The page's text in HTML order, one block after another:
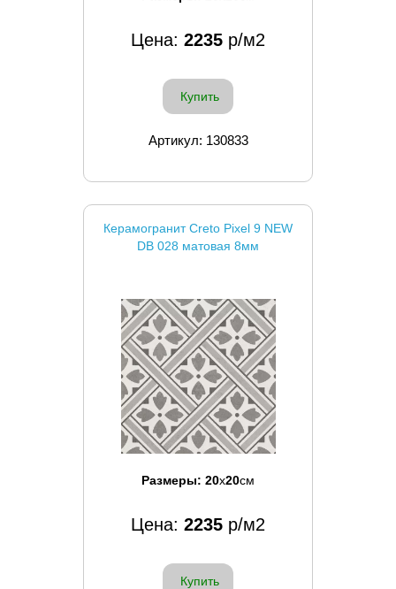
Цена: 2235 р/м2
Купить
Артикул: 130833
Керамогранит Creto Pixel 9 NEW
DB 028 матовая 8мм
Размеры: 20x20см
Цена: 2235 р/м2
Купить